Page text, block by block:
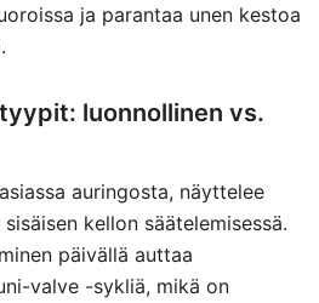
ja parantaa unen kestoa
luonnollinen vs.
auringosta, näyttelee
kellon säätelemisessä.
päivällä auttaa
valve -sykliä, mikä on